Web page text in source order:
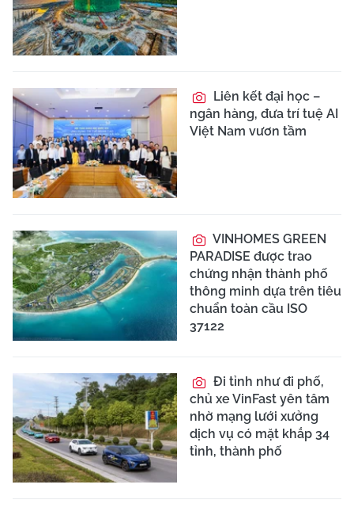
Liên kết đại học –
ngân hàng, đưa trí tuệ AI
Việt Nam vươn tầm
VINHOMES GREEN
PARADISE được trao
chứng nhận thành phố
thông minh dựa trên tiêu
chuẩn toàn cầu ISO
37122
Đi tỉnh như đi phố,
chủ xe VinFast yên tâm
nhờ mạng lưới xưởng
dịch vụ có mặt khắp 34
tỉnh, thành phố